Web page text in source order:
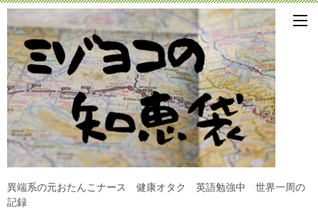
異端系の元おたんこナース 健康オタク 英語勉強中 世界一周の
記録